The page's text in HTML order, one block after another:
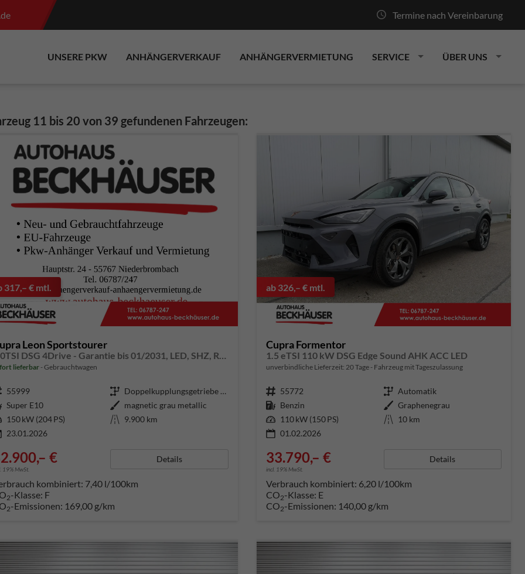
Termine nach Vereinbarung
UNSERE PKW ANHÄNGERVERKAUF ANHÄNGERVERMIETUNG SERVICE ÜBER UNS
11 bis 20 von 39 gefundenen Fahrzeugen:
317,– € mtl.
Leon Sportstourer
lieferbar Gebrauchtwagen
55999 Getriebe
Doppelkupplungsgetriebe (DSG)
Super E10 Außenfarbe magnetic grau metallic
150 kW (204 PS) Kilometerstand 9.900 km
23.01.2026
€
19% MwSt.
Details
kombiniert: 7,40 l/100km
2-Klasse: F
2-Emissionen: 169,00 g/km
ab 326,– € mtl.
Cupra Formentor
1.5 eTSI 110 kW DSG Edge Sound AHK ACC LED
unverbindliche Lieferzeit: 20 Tage Fahrzeug mit Tageszulassung
Fahrzeugnummer 55772 Getriebe Automatik
Kraftstoff Benzin Außenfarbe Graphenegrau
Leistung 110 kW (150 PS) Kilometerstand 10 km
01.02.2026
33.790,– €
incl. 19% MwSt.
Details
Verbrauch kombiniert: 6,20 l/100km
CO2-Klasse: E
CO2-Emissionen: 140,00 g/km